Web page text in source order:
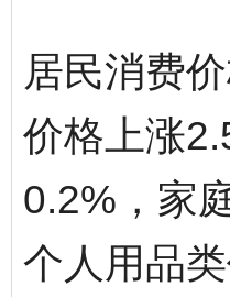
居民消费
价格上涨
0.2%，家
个人用品